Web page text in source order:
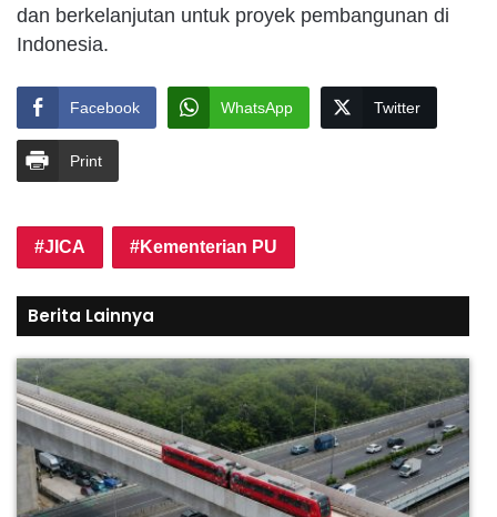
dan berkelanjutan untuk proyek pembangunan di
Indonesia.
Facebook WhatsApp Twitter
Print
JICA Kementerian PU
Berita Lainnya